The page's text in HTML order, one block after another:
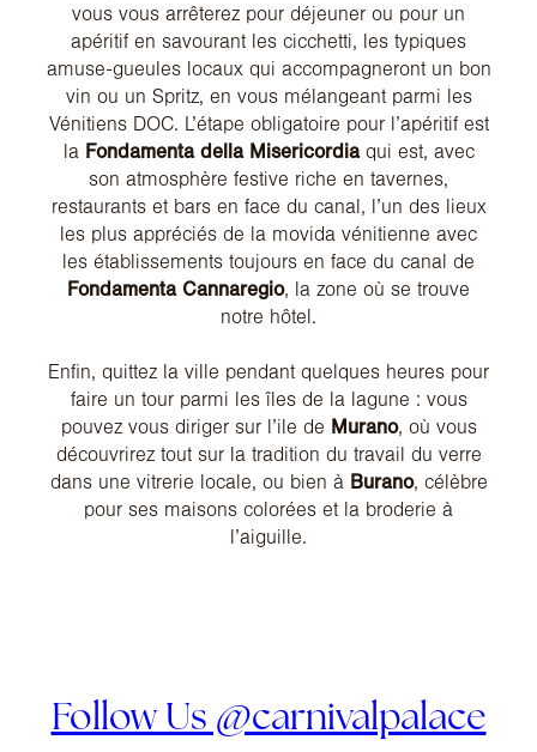
vous vous arrêterez pour déjeuner ou pour un
apéritif en savourant les cicchetti, les typiques
amuse-gueules locaux qui accompagneront un bon
vin ou un Spritz, en vous mélangeant parmi les
Vénitiens DOC. L’étape obligatoire pour l’apéritif est
laFondamenta della Misericordiaqui est, avec
son atmosphère festive riche en tavernes,
restaurants et bars en face du canal, l’un des lieux
les plus appréciés de la movida vénitienne avec
les établissements toujours en face du canal de
Fondamenta Cannaregio, la zone où se trouve
notre hôtel.
Enfin, quittez la ville pendant quelques heures pour
faire un tour parmi les îles de la lagune : vous
pouvez vous diriger sur l’ile de Murano, où vous
découvrirez tout sur la tradition du travail du verre
dans une vitrerie locale, ou bien à Burano, célèbre
pour ses maisons colorées et la broderie à
l’aiguille.
Follow Us @carnivalpalace